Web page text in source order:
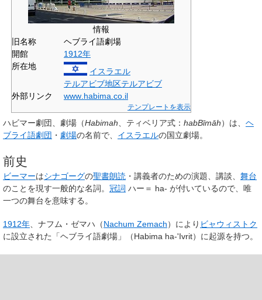
情報
旧名称
ヘブライ語劇場
開館
1912年
所在地
イスラエル
テルアビブ地区テルアビブ
外部リンク
www .habima .co .il
テンプレートを表示
ハビマー劇団、劇場 （Habimah 、ティベリア式： habBīmāh）は、 ヘ
ブライ語劇団 ・ 劇場の名前で、 イスラエルの国立劇場。
前史
ビーマーはシナゴーグの聖書朗読 ・講義者のための演題、講談、 舞台
のことを現す一般的な名詞。 冠詞 ハー＝ ha- が付いているので、唯
一つの舞台を意味する。
1912年 、ナフム・ゼマハ（Nachum Zemach）により ビャウィストク
に設立された「ヘブライ語劇場」（Habima ha-'Ivrit）に起源を持つ。